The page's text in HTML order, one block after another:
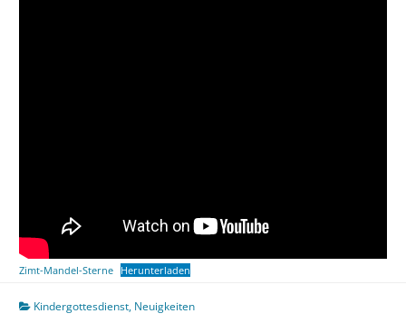
Zimt-Mandel-Sterne Herunterladen
Kindergottesdienst, Neuigkeiten